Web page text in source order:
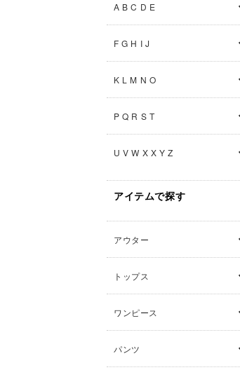
A B C D E
F G H I J
K L M N O
P Q R S T
U V W X X Y Z
アイテムで探す
アウター
トップス
ワンピース
パンツ